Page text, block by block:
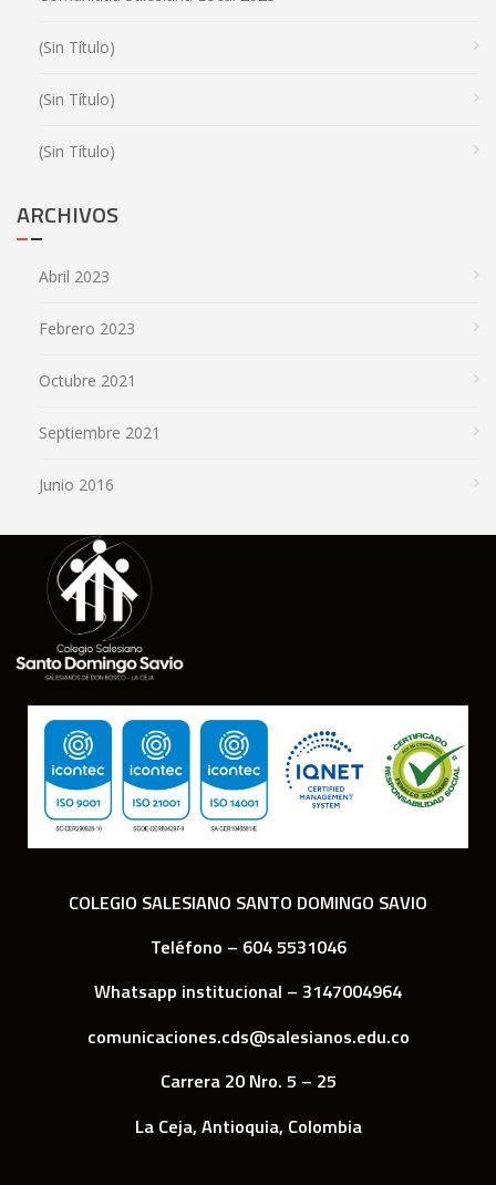
(sin Título)
(sin Título)
(sin Título)
ARCHIVOS
Abril 2023
Febrero 2023
Octubre 2021
Septiembre 2021
Junio 2016
COLEGIO SALESIANO SANTO DOMINGO SAVIO
Teléfono – 604 5531046
Whatsapp institucional – 3147004964
comunicaciones.cds@salesianos.edu.co
Carrera 20 Nro. 5 – 25
La Ceja, Antioquia, Colombia